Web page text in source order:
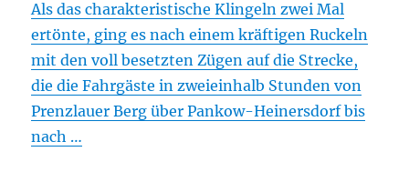
Als das charakteristische Klingeln zwei Mal
ertönte, ging es nach einem kräftigen Ruckeln
mit den voll besetzten Zügen auf die Strecke,
die die Fahrgäste in zweieinhalb Stunden von
Prenzlauer Berg über Pankow-Heinersdorf bis
nach …